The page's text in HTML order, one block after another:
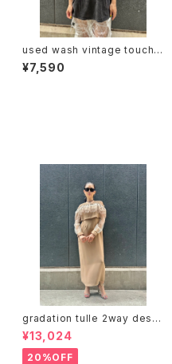
used wash vintage touch p
rint T-shirt Tシャツ ヴィンテ
ージ風 プリント ウォッシュ加工
¥7,590
gradation tulle 2way desig
n one-piece ワンピース ドレ
ス トップス 2点セット チュール
重ね着
¥13,024
20%OFF